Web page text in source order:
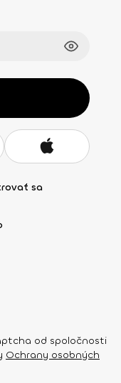
sa
od spoločnosti
Ochrany osobných